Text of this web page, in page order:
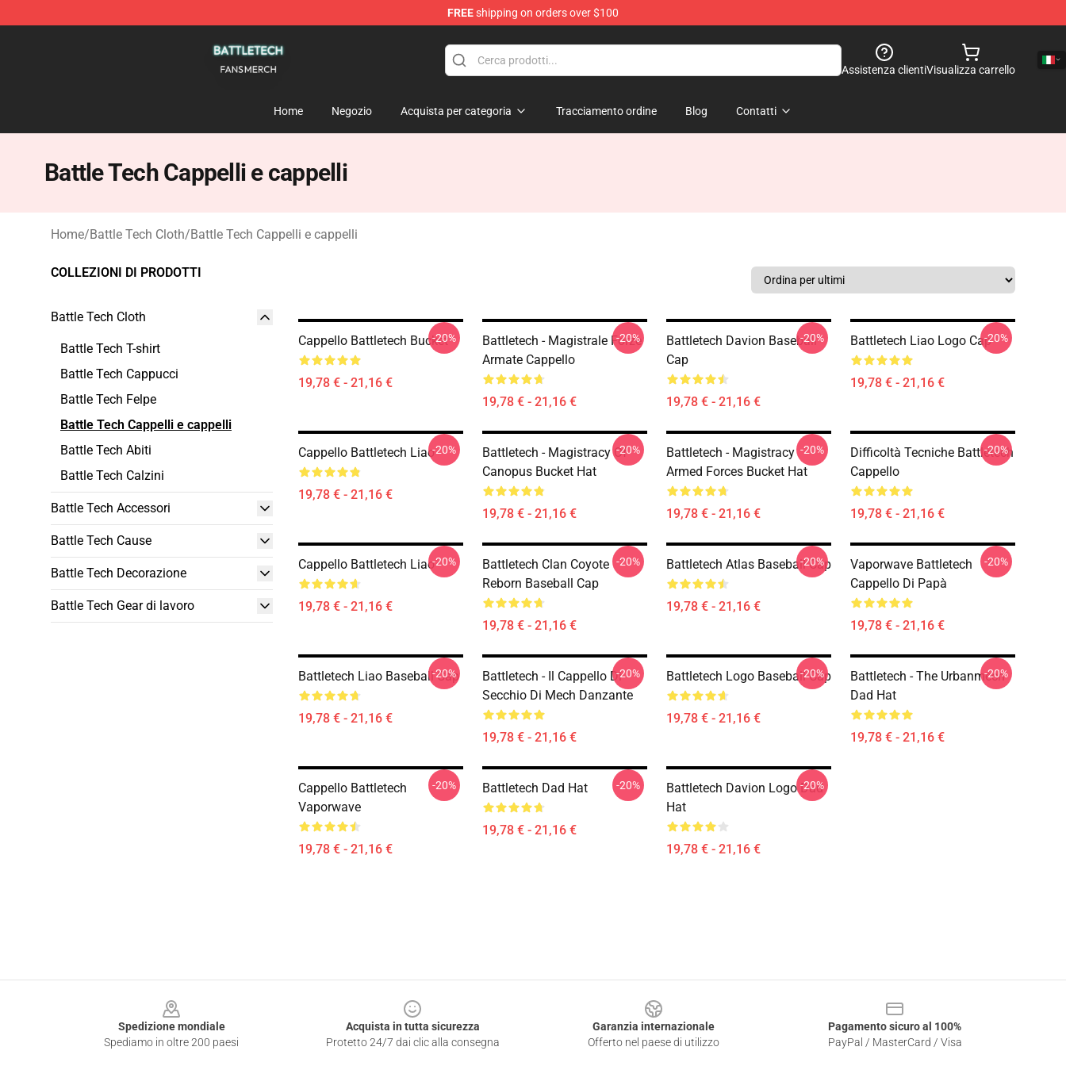
FREEshipping on orders over $100
Assistenza clientiVisualizza carrello
Home Negozio Acquista per categoria Tracciamento ordine Blog Contatti
Battle Tech Cappelli e cappelli
Home/Battle Tech Cloth/Battle Tech Cappelli e cappelli
COLLEZIONI DI PRODOTTI
Battle Tech Cloth
Battle Tech T-shirt
Battle Tech Cappucci
Battle Tech Felpe
Battle Tech Cappelli e cappelli
Battle Tech Abiti
Battle Tech Calzini
Battle Tech Accessori
Battle Tech Cause
Battle Tech Decorazione
Battle Tech Gear di lavoro
Cappello Battletech Bucket
19,78 € - 21,16 €
-20%
Battletech - Magistrale Forze
Armate Cappello
19,78 € - 21,16 €
-20%
Battletech Davion Baseball
Cap
19,78 € - 21,16 €
-20% Battletech Liao Logo Cap
19,78 € - 21,16 €
-20%
Cappello Battletech Liao
19,78 € - 21,16 €
-20%
Battletech - Magistracy Of
Canopus Bucket Hat
19,78 € - 21,16 €
-20%
Battletech - Magistracy
Armed Forces Bucket Hat
19,78 € - 21,16 €
-20%
Difficoltà Tecniche Battletech
Cappello
19,78 € - 21,16 €
-20%
Cappello Battletech Liao
19,78 € - 21,16 €
-20%
Battletech Clan Coyote
Reborn Baseball Cap
19,78 € - 21,16 €
-20% Battletech Atlas Baseball Cap
19,78 € - 21,16 €
-20%
Vaporwave Battletech
Cappello Di Papà
19,78 € - 21,16 €
-20%
Battletech Liao Baseball Cap
19,78 € - 21,16 €
-20%
Battletech - Il Cappello Di
Secchio Di Mech Danzante
19,78 € - 21,16 €
-20% Battletech Logo Baseball Cap
19,78 € - 21,16 €
-20%
Battletech - The Urbanmech
Dad Hat
19,78 € - 21,16 €
-20%
Cappello Battletech
Vaporwave
19,78 € - 21,16 €
-20% Battletech Dad Hat
19,78 € - 21,16 €
-20%
Battletech Davion Logo Dad
Hat
19,78 € - 21,16 €
-20%
Spedizione mondiale
Spediamo in oltre 200 paesi
Acquista in tutta sicurezza
Protetto 24/7 dai clic alla consegna
Garanzia internazionale
Offerto nel paese di utilizzo
Pagamento sicuro al 100%
PayPal / MasterCard / Visa